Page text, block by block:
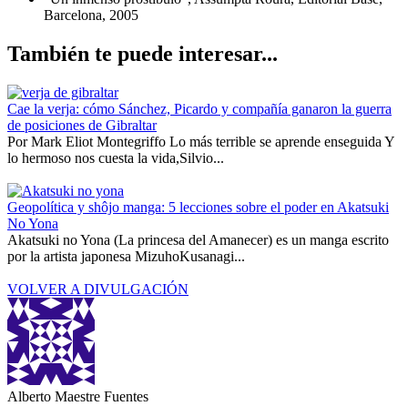
Barcelona, 2005
También te puede interesar...
Cae la verja: cómo Sánchez, Picardo y compañía ganaron la guerra
de posiciones de Gibraltar
Por Mark Eliot Montegriffo Lo más terrible se aprende enseguida Y
lo hermoso nos cuesta la vida,Silvio...
Geopolítica y shôjo manga: 5 lecciones sobre el poder en Akatsuki
No Yona
Akatsuki no Yona (La princesa del Amanecer) es un manga escrito
por la artista japonesa MizuhoKusanagi...
VOLVER A DIVULGACIÓN
Alberto Maestre Fuentes